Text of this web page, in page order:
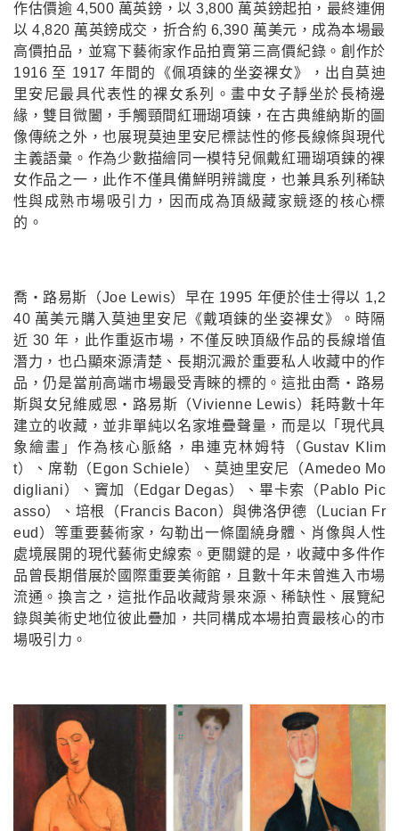
作估價逾 4,500 萬英鎊，以 3,800 萬英鎊起拍，最終連佣
以 4,820 萬英鎊成交，折合約 6,390 萬美元，成為本場最
高價拍品，並寫下藝術家作品拍賣第三高價紀錄。創作於
1916 至 1917 年間的《佩項鍊的坐姿裸女》，出自莫迪
里安尼最具代表性的裸女系列。畫中女子靜坐於長椅邊
緣，雙目微闔，手觸頸間紅珊瑚項鍊，在古典維納斯的圖
像傳統之外，也展現莫迪里安尼標誌性的修長線條與現代
主義語彙。作為少數描繪同一模特兒佩戴紅珊瑚項鍊的裸
女作品之一，此作不僅具備鮮明辨識度，也兼具系列稀缺
性與成熟市場吸引力，因而成為頂級藏家競逐的核心標
的。
喬・路易斯（Joe Lewis）早在 1995 年便於佳士得以 1,2
40 萬美元購入莫迪里安尼《戴項鍊的坐姿裸女》。時隔
近 30 年，此作重返市場，不僅反映頂級作品的長線增值
潛力，也凸顯來源清楚、長期沉澱於重要私人收藏中的作
品，仍是當前高端市場最受青睞的標的。這批由喬・路易
斯與女兒維威恩・路易斯（Vivienne Lewis）耗時數十年
建立的收藏，並非單純以名家堆疊聲量，而是以「現代具
象繪畫」作為核心脈絡，串連克林姆特（Gustav Klim
t）、席勒（Egon Schiele）、莫迪里安尼（Amedeo Mo
digliani）、竇加（Edgar Degas）、畢卡索（Pablo Pic
asso）、培根（Francis Bacon）與佛洛伊德（Lucian Fr
eud）等重要藝術家，勾勒出一條圍繞身體、肖像與人性
處境展開的現代藝術史線索。更關鍵的是，收藏中多件作
品曾長期借展於國際重要美術館，且數十年未曾進入市場
流通。換言之，這批作品收藏背景來源、稀缺性、展覽紀
錄與美術史地位彼此疊加，共同構成本場拍賣最核心的市
場吸引力。